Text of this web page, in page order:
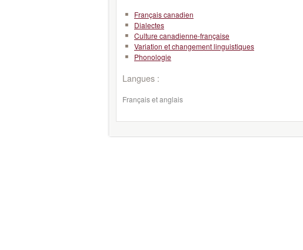
Français canadien
Dialectes
Culture canadienne-française
Variation et changement linguistiques
Phonologie
Langues :
Français et anglais